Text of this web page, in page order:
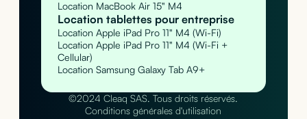
Location MacBook Air 15" M4
Location tablettes pour entreprise
Location Apple iPad Pro 11" M4 (Wi-Fi)
Location Apple iPad Pro 11" M4 (Wi-Fi +
Cellular)
Location Samsung Galaxy Tab A9+
©2024 Cleaq SAS. Tous droits réservés.
Conditions générales d'utilisation